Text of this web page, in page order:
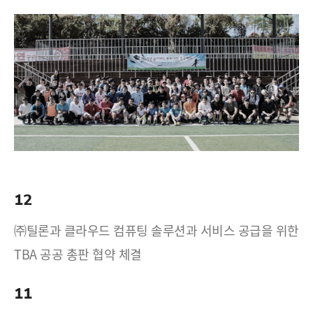
12
㈜틸론과 클라우드 컴퓨팅 솔루션과 서비스 공급을 위한
TBA 공공 총판 협약 체결
11